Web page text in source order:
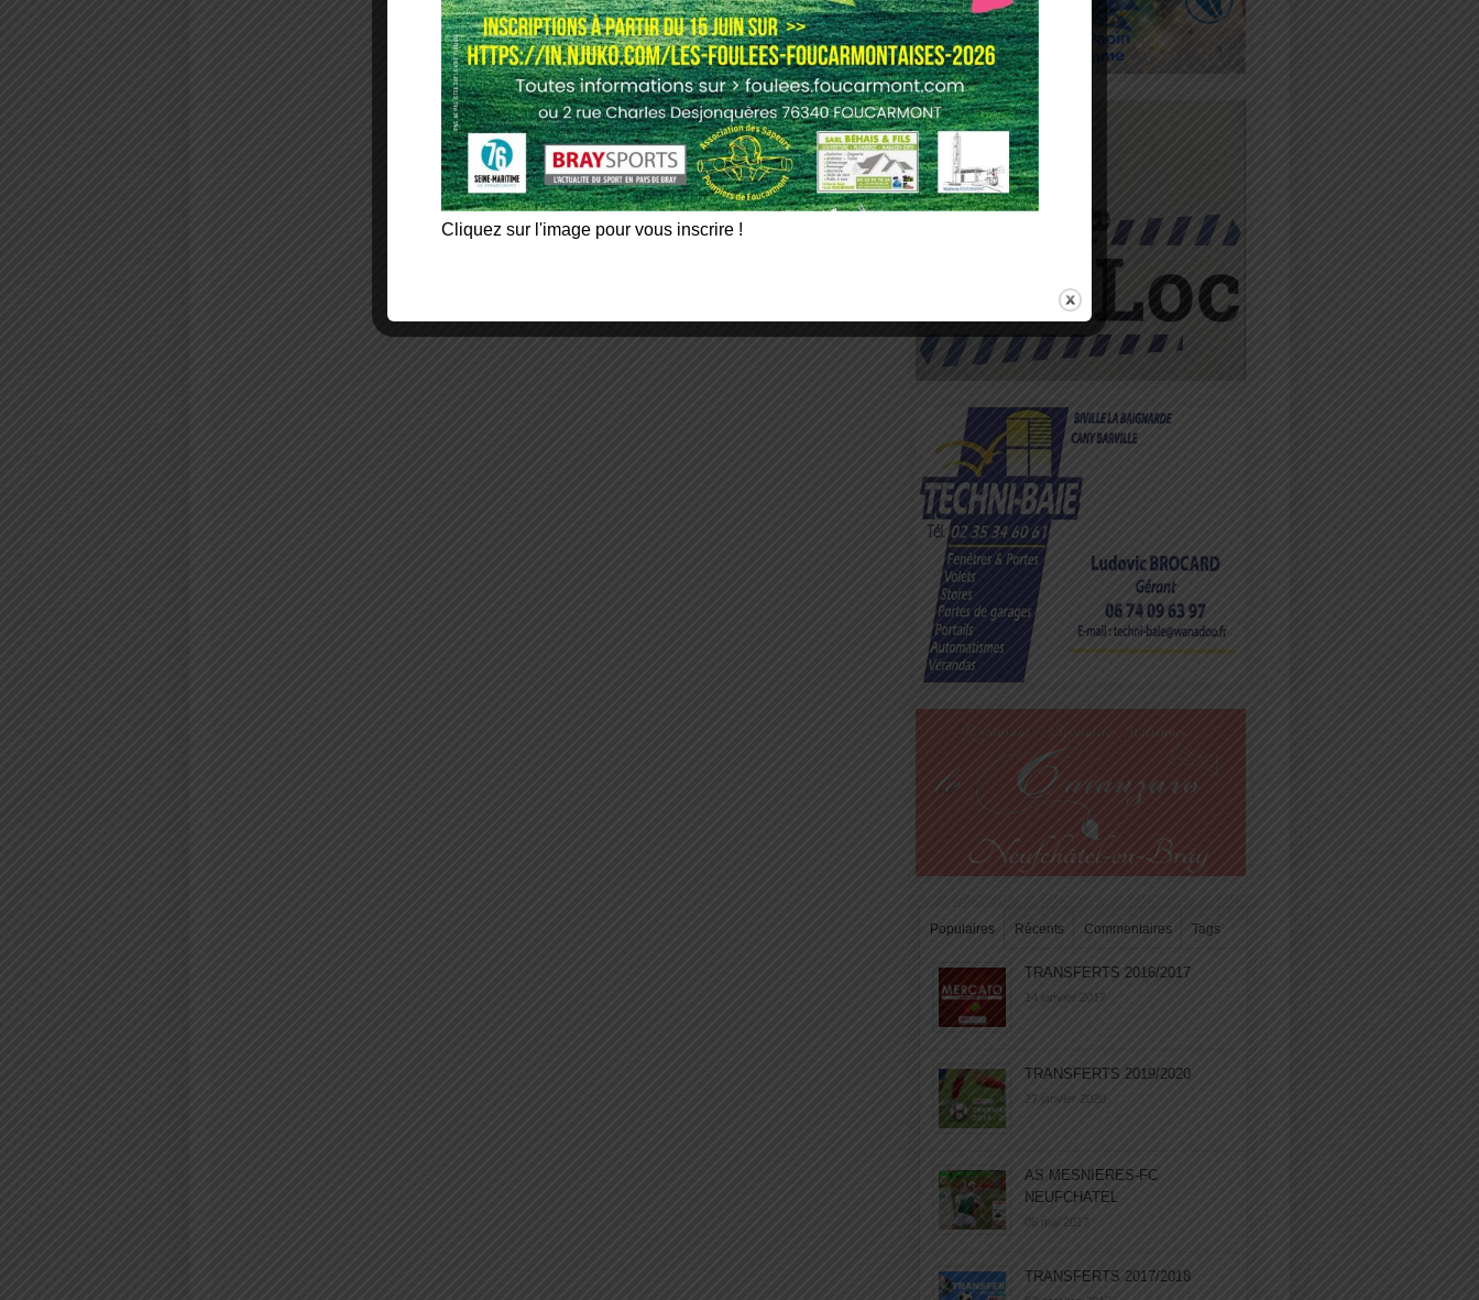
Populaires Récents Commentaires Tags
TRANSFERTS 2016/2017
14 janvier 2017
TRANSFERTS 2019/2020
27 janvier 2020
AS MESNIERES-FC
NEUFCHATEL
05 mai 2017
TRANSFERTS 2017/2018
Cliquez sur l'image pour vous inscrire !